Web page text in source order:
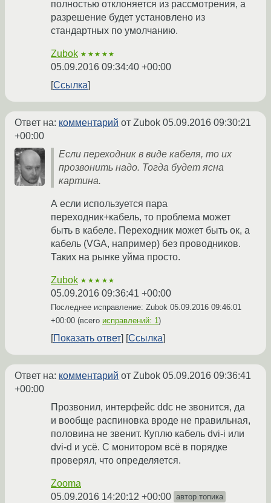
полностью отклоняется из рассмотрения, а
разрешение будет установлено из
стандартных по умолчанию.
Zubok ★★★★★
05.09.2016 09:34:40 +00:00
Ссылка
Ответ на: комментарий от Zubok 05.09.2016 09:30:21
+00:00
Если переходник в виде кабеля, то их
прозвонить надо. Тогда будет ясна
картина.
А если используется пара
переходник+кабель, то проблема может
быть в кабеле. Переходник может быть ок, а
кабель (VGA, например) без проводников.
Таких на рынке уйма просто.
Zubok ★★★★★
05.09.2016 09:36:41 +00:00
Последнее исправление: Zubok 05.09.2016 09:46:01
+00:00 (всего исправлений: 1)
Показать ответ Ссылка
Ответ на: комментарий от Zubok 05.09.2016 09:36:41
+00:00
Прозвонил, интерфейс ddc не звонится, да
и вообще распиновка вроде не правильная,
половина не звенит. Куплю кабель dvi-i или
dvi-d и усё. С монитором всё в порядке
проверял, что определяется.
Zooma
05.09.2016 14:20:12 +00:00 автор топика